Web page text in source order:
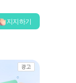
지지하기
광고